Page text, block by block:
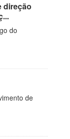
direção
do
de